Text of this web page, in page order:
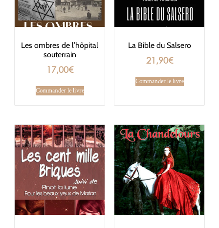
Les ombres de l’hôpital
souterrain
17,00€
Commander le livre
La Bible du Salsero
21,90€
Commander le livre